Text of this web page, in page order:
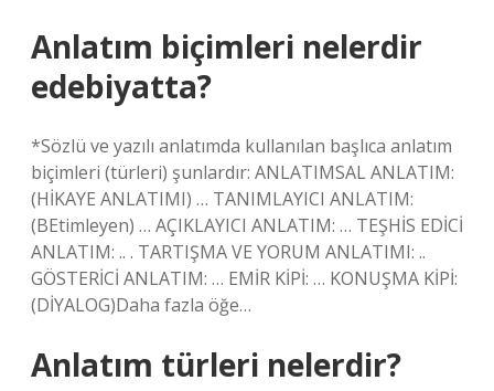
Anlatım biçimleri nelerdir
edebiyatta?
*Sözlü ve yazılı anlatımda kullanılan başlıca anlatım
biçimleri (türleri) şunlardır: ANLATIMSAL ANLATIM:
(HİKAYE ANLATIMI) … TANIMLAYICI ANLATIM:
(BEtimleyen) … AÇIKLAYICI ANLATIM: … TEŞHİS EDİCİ
ANLATIM: .. . TARTIŞMA VE YORUM ANLATIMI: ..
GÖSTERİCİ ANLATIM: … EMİR KİPİ: … KONUŞMA KİPİ:
(DİYALOG)Daha fazla öğe…
Anlatım türleri nelerdir?